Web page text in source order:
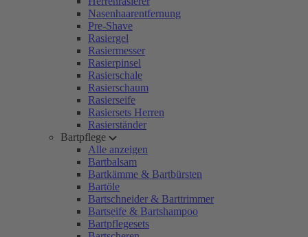
Nasenhaarentfernung
Pre-Shave
Rasiergel
Rasiermesser
Rasierpinsel
Rasierschale
Rasierschaum
Rasierseife
Rasiersets Herren
Rasierständer
Bartpflege
Alle anzeigen
Bartbalsam
Bartkämme & Bartbürsten
Bartöle
Bartschneider & Barttrimmer
Bartseife & Bartshampoo
Bartpflegesets